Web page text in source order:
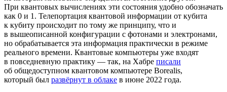
При квантовых вычислениях эти состояния удобно обозначать
как 0 и 1. Телепортация квантовой информации от кубита
к кубиту происходит по тому же принципу, что и
в вышеописанной конфигурации с фотонами и электронами,
но обрабатывается эта информация практически в режиме
реального времени. Квантовые компьютеры уже входят
в повседневную практику — так, на Хабре писали
об общедоступном квантовом компьютере Borealis,
который был развёрнут в облаке в июне 2022 года.